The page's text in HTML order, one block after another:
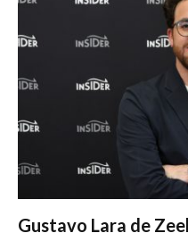
Gustavo Lara de